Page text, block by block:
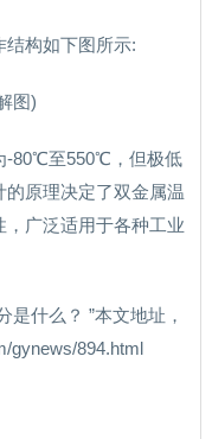
结构如下图所示:
图)
-80℃至550℃，但极低
原理决定了双金属温
广泛适用于各种工业
是什么？ ”本文地址，
gynews/894.html